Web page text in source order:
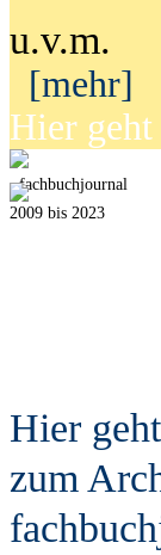
u.v.m.
[mehr]
Hier
fachbuchjournal
2009 bis 2023
Hier
zum
fachb